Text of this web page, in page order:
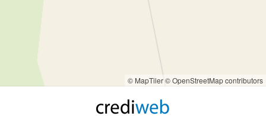
© MapTiler© OpenStreetMap contributors